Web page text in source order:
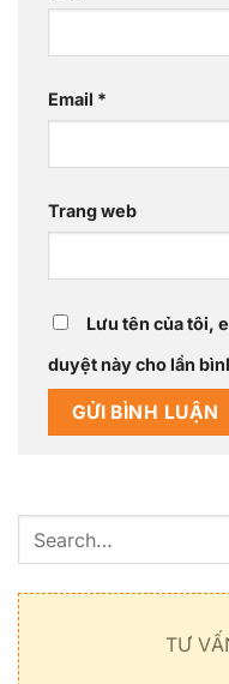
Email *
Trang web
Lưu tên của tôi,
duyệt này cho lần
TƯ